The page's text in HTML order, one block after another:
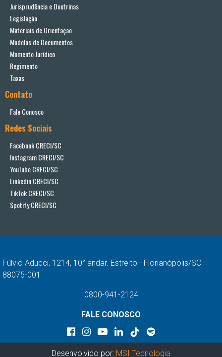
Jurisprudência e Doutrinas
Legislação
Materiais de Orientação
Modelos de Documentos
Momento Jurídico
Regimento
Taxas
Contato
Fale Conosco
Redes Sociais
Facebook CRECI/SC
Instagram CRECI/SC
YouTube CRECI/SC
Linkedin CRECI/SC
TikTok CRECI/SC
Spotify CRECI/SC
Fúlvio Aducci, 1214, 10° andar. Estreito - Florianópolis/SC -
88075-001
0800-941-2124
FALE CONOSCO
Desenvolvido por: MSI Tecnologia